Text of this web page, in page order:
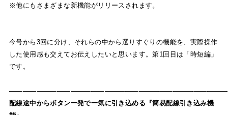
※他にもさまざまな新機能がリリースされます。
今号から3回に分け、それらの中から選りすぐりの機能を、実際操作
した使用感も交えてお伝えしたいと思います。第1回目は「時短編」
です。
配線途中からボタン一発で一気に引き込める『簡易配線引き込み機